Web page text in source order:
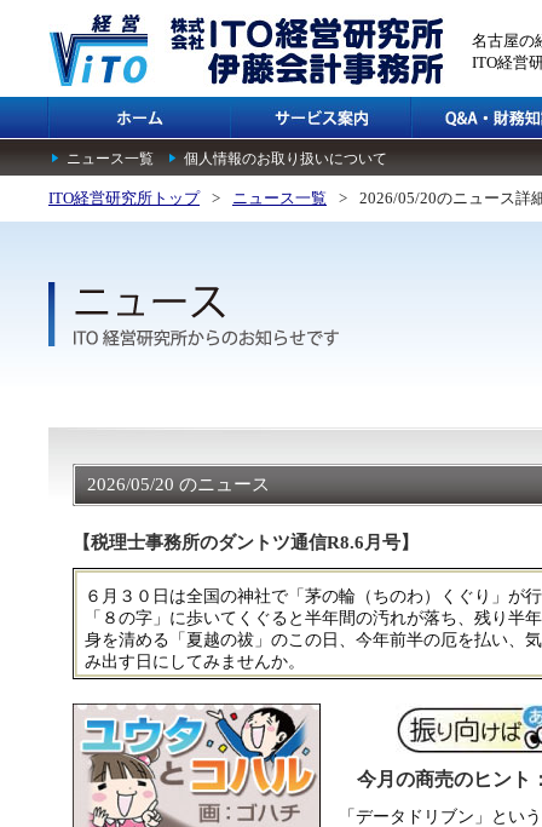
名古屋の
ITO経営
ニュース一覧 個人情報のお取り扱いについて
ITO経営研究所トップ > ニュース一覧 > 2026/05/20のニュース詳
2026/05/20 のニュース
【税理士事務所のダントツ通信R8.6月号】
６月３０日は全国の神社で「茅の輪（ちのわ）くぐり」が
「８の字」に歩いてくぐると半年間の汚れが落ち、残り半
身を清める「夏越の祓」のこの日、今年前半の厄を払い、
み出す日にしてみませんか。
今月の商売のヒント
「データドリブン」とい